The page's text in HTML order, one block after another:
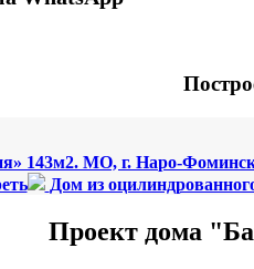
143м2. МО, г. Наро-
Дом из
Проект дома